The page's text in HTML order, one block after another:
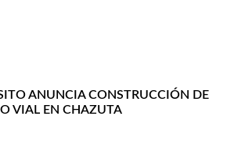
ANUNCIA CONSTRUCCIÓN DE
VIAL EN CHAZUTA